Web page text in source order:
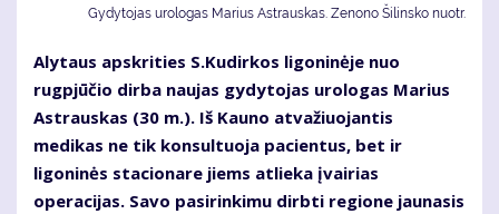
Gydytojas urologas Marius Astrauskas. Zenono Šilinsko nuotr.
Alytaus apskrities S.Kudirkos ligoninėje nuo
rugpjūčio dirba naujas gydytojas urologas Marius
Astrauskas (30 m.). Iš Kauno atvažiuojantis
medikas ne tik konsultuoja pacientus, bet ir
ligoninės stacionare jiems atlieka įvairias
operacijas. Savo pasirinkimu dirbti regione jaunasis